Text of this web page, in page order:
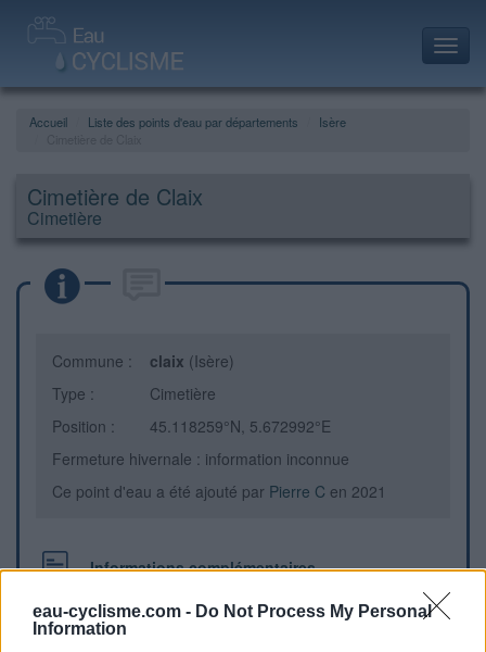
eau-cyclisme.com - Do Not Process My Personal
Information
Accueil Liste des points d'eau par départements
Isère
Cimetière de Claix
Cimetière
Commune : claix (Isère)
Type :
Cimetière
Position :
45.118259°N, 5.672992°E
Fermeture hivernale : information inconnue
Ce point d'eau a été ajouté par Pierre C en 2021
Informations complémentaires
au bord de la route